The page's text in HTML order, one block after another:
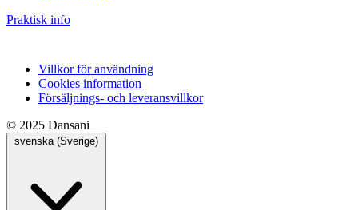
Praktisk info
Villkor för användning
Cookies information
Försäljnings- och leveransvillkor
© 2025 Dansani
svenska (Sverige)